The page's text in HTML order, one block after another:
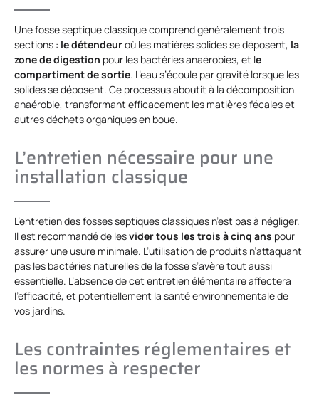
Une fosse septique classique comprend généralement trois
sections : le détendeuroù les matières solides se déposent, la
zone de digestion pour les bactéries anaérobies, et le
compartiment de sortie. L’eau s’écoule par gravité lorsque les
solides se déposent. Ce processus aboutit à la décomposition
anaérobie, transformant efficacement les matières fécales et
autres déchets organiques en boue.
L’entretien nécessaire pour une
installation classique
L’entretien des fosses septiques classiques n’est pas à négliger.
Il est recommandé de lesvider tous les trois à cinq ans pour
assurer une usure minimale. L’utilisation de produits n’attaquant
pas les bactéries naturelles de la fosse s’avère tout aussi
essentielle. L’absence de cet entretien élémentaire affectera
l’efficacité, et potentiellement la santé environnementale de
vos jardins.
Les contraintes réglementaires et
les normes à respecter